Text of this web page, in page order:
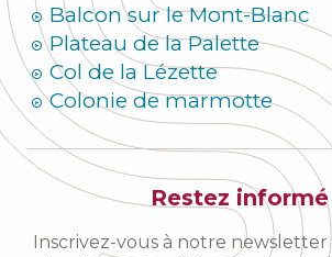
Balcon sur le Mont-Blanc
Plateau de la Palette
Col de la Lézette
Colonie de marmotte
Restez informé
Inscrivez-vous à notre newsletter